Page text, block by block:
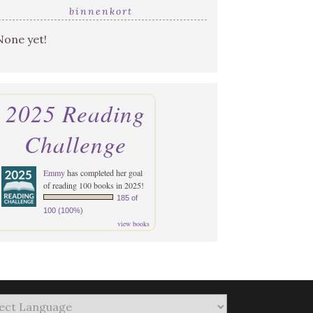
binnenkort
yet!
2025 Reading
Challenge
Emmyhas completed her goal
of reading 100 books in 2025!
185 of
100 (100%)
view books